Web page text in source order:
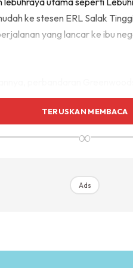
ke stesen ERL Salak
yang lancar ke ibu
Mall, AEON Mall, dan
mewah.
dengan keharmonian dan
tiada kejadian yang tidak
TERUSKAN MEMBACA
∞
Ads